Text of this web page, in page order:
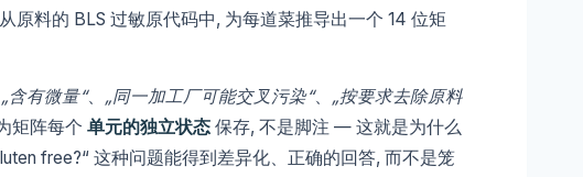
原料的 BLS 过敏原代码中, 为每道菜推导出一个 14 位矩
„含有微量“、 „同一加工厂可能交叉污染“、 „按要求去除原料
矩阵每个 单元的独立状态 保存, 不是脚注 — 这就是为什么
free?“ 这种问题能得到差异化、正确的回答, 而不是笼